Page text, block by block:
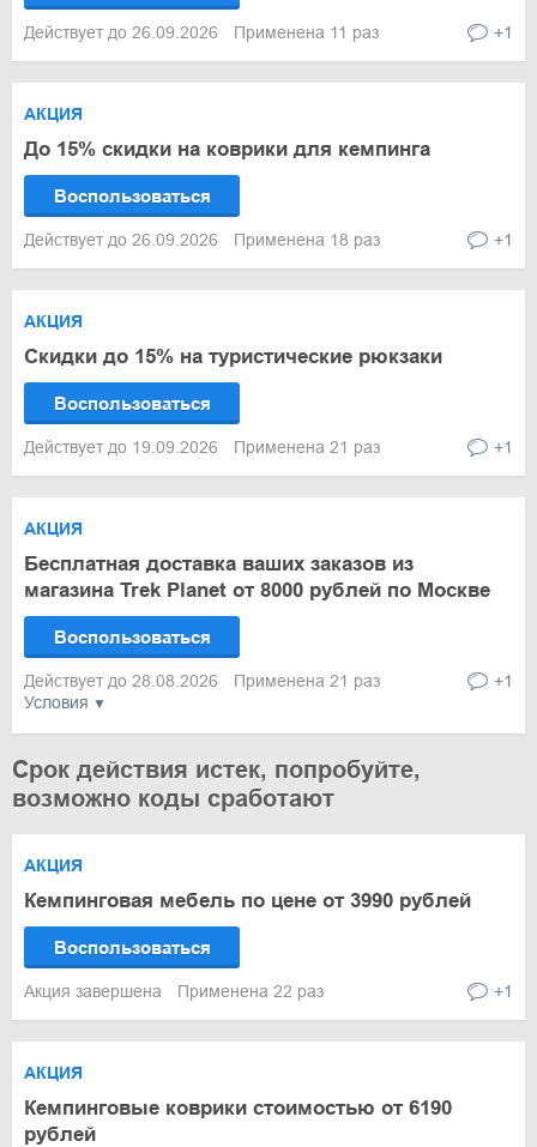
Действует до 26.09.2026 Применена 11 раз +1
АКЦИЯ
До 15% скидки на коврики для кемпинга
Воспользоваться
Действует до 26.09.2026 Применена 18 раз +1
АКЦИЯ
Скидки до 15% на туристические рюкзаки
Воспользоваться
Действует до 19.09.2026 Применена 21 раз +1
Условия
АКЦИЯ
Бесплатная доставка ваших заказов из
магазина Trek Planet от 8000 рублей по Москве
Воспользоваться
Действует до 28.08.2026 Применена 21 раз +1
Срок действия истек, попробуйте,
возможно коды сработают
АКЦИЯ
Кемпинговая мебель по цене от 3990 рублей
Воспользоваться
Акция завершена Применена 22 раз +1
АКЦИЯ
Кемпинговые коврики стоимостью от 6190
рублей